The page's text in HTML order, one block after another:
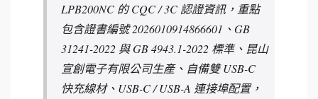
LPB200NC 的 CQC / 3C 認證資訊，重點
包含證書編號 2026010914866601、GB
31241-2022 與 GB 4943.1-2022 標準、昆山
宣創電子有限公司生產、自備雙 USB-C
快充線材、USB-C / USB-A 連接埠配置，